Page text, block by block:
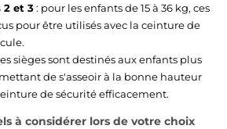
2 et 3: pour les enfants de 15 à 36 kg, ces
pour être utilisés avec la ceinture de
sièges sont destinés aux enfants plus
de s'asseoir à la bonne hauteur
de sécurité efficacement.
à considérer lors de votre choix